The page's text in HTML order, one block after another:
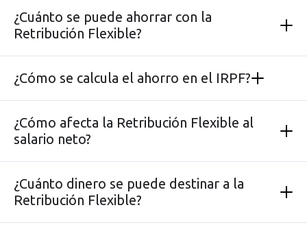
¿Cuánto se puede ahorrar con la
Retribución Flexible?
¿Cómo se calcula el ahorro en el IRPF?
¿Cómo afecta la Retribución Flexible al
salario neto?
¿Cuánto dinero se puede destinar a la
Retribución Flexible?